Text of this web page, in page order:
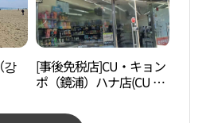
강
[事後免税店]CU・キョン
ポ（鏡浦）ハナ店(CU 경